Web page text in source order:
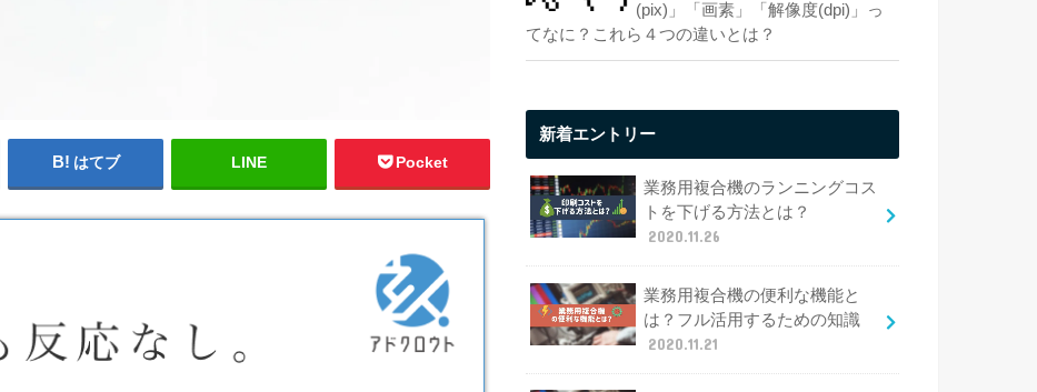
はてブ LINE Pocket
(pix)」「画素」「解像度(dpi)」っ
てなに？これら４つの違いとは？
新着エントリー
業務用複合機のランニングコス
トを下げる方法とは？
2020.11.26
業務用複合機の便利な機能と
は？フル活用するための知識
2020.11.21